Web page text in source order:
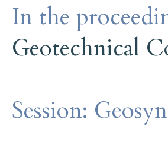
In the
Geotechnical
Session: